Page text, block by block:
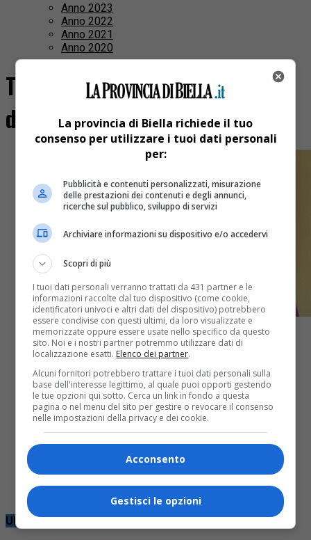
Anno 2023
Anno 2022
Anno 2021
Anno 2020
Tutti i post taggati "enrico
dellara"
Attualità3 mesi fa
La vita avventurosa di Enrico Dellara
nel mondo
Ha lasciato casa nel 1992, quando aveva 19 anni, da
allora ha visitato 52 Paesi. Parla 5 lingue
Ultime notizie
La provincia di Biella richiede il tuo
consenso per utilizzare i tuoi dati personali
per:
Pubblicità e contenuti personalizzati, misurazione
delle prestazioni dei contenuti e degli annunci,
ricerche sul pubblico, sviluppo di servizi
Archiviare informazioni su dispositivo e/o accedervi
Scopri di più
I tuoi dati personali verranno trattati da 431 partner e le
informazioni raccolte dal tuo dispositivo (come cookie,
identificatori univoci e altri dati del dispositivo) potrebbero
essere condivise con questi ultimi, da loro visualizzate e
memorizzate oppure essere usate nello specifico da questo
sito. Noi e i nostri partner potremmo utilizzare dati di
localizzazione esatti. Elenco dei partner.
Alcuni fornitori potrebbero trattare i tuoi dati personali sulla
base dell'interesse legittimo, al quale puoi opporti gestendo
le tue opzioni qui sotto. Cerca un link in fondo a questa
pagina o nel menu del sito per gestire o revocare il consenso
nelle impostazioni della privacy e dei cookie.
Acconsento
Gestisci le opzioni